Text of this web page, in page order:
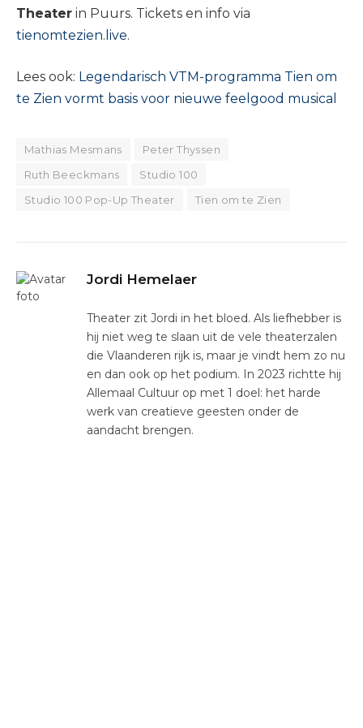
Theater in Puurs. Tickets en info via
tienomtezien.live.
Lees ook: Legendarisch VTM-programma Tien om
te Zien vormt basis voor nieuwe feelgood musical
Mathias Mesmans
Peter Thyssen
Ruth Beeckmans
Studio 100
Studio 100 Pop-Up Theater
Tien om te Zien
Jordi Hemelaer
Theater zit Jordi in het bloed. Als liefhebber is
hij niet weg te slaan uit de vele theaterzalen
die Vlaanderen rijk is, maar je vindt hem zo nu
en dan ook op het podium. In 2023 richtte hij
Allemaal Cultuur op met 1 doel: het harde
werk van creatieve geesten onder de
aandacht brengen.